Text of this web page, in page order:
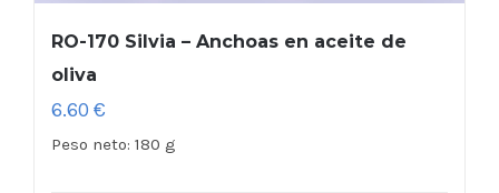
RO-170 Silvia – Anchoas en aceite de
oliva
6.60 €
Peso neto: 180 g